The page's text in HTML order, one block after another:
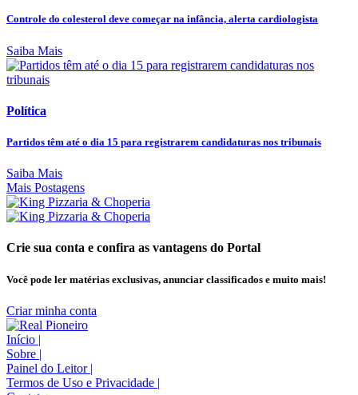
Controle do colesterol deve começar na infância, alerta cardiologista
Saiba Mais
Política
Partidos têm até o dia 15 para registrarem candidaturas nos tribunais
Saiba Mais
Mais Postagens
Crie sua conta e confira as vantagens do Portal
Você pode ler matérias exclusivas, anunciar classificados e muito mais!
Criar minha conta
Início |
Sobre |
Painel do Leitor |
Termos de Uso e Privacidade |